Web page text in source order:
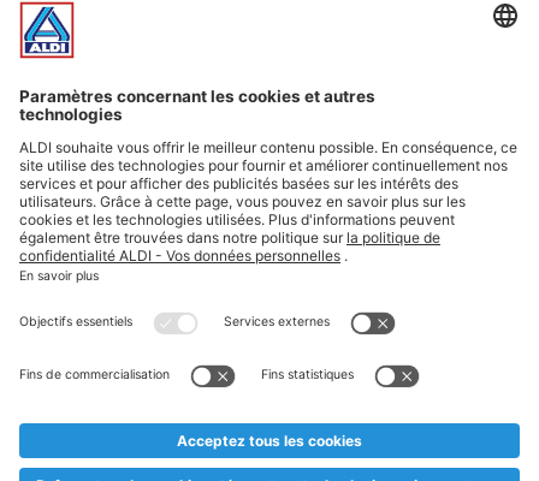
Offres
Infos essentielles
Suivez ALDI Belgique
Textes marqués d'un astérisque et mentions légales
* Nous vendons ces articles temporairement et jusqu'à
au cas où, malgré le planning bien étudié, nous serions
prématurément en rupture de stock. Prix Recupel et TVA incl.
** Sur ce site, l’utilisation de la forme masculine a été adoptée